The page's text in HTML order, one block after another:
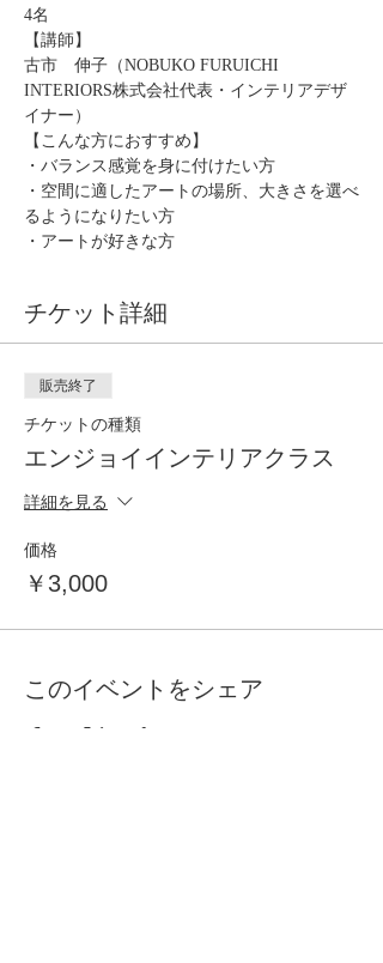
4名
【講師】
古市　伸子（NOBUKO FURUICHI
INTERIORS株式会社代表・インテリアデザ
イナー）
【こんな方におすすめ】
・バランス感覚を身に付けたい方
・空間に適したアートの場所、大きさを選べ
るようになりたい方
・アートが好きな方
チケット詳細
販売終了
チケットの種類
エンジョイインテリアクラス
詳細を見る
価格
￥3,000
このイベントをシェア